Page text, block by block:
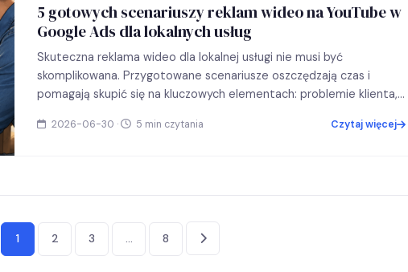
5 gotowych scenariuszy reklam wideo na YouTube w
Google Ads dla lokalnych usług
Skuteczna reklama wideo dla lokalnej usługi nie musi być
skomplikowana. Przygotowane scenariusze oszczędzają czas i
pomagają skupić się na kluczowych elementach: problemie klienta,
2026-06-30 · 5 min czytania Czytaj więcej
Stronicowanie
1 2 3 … 8